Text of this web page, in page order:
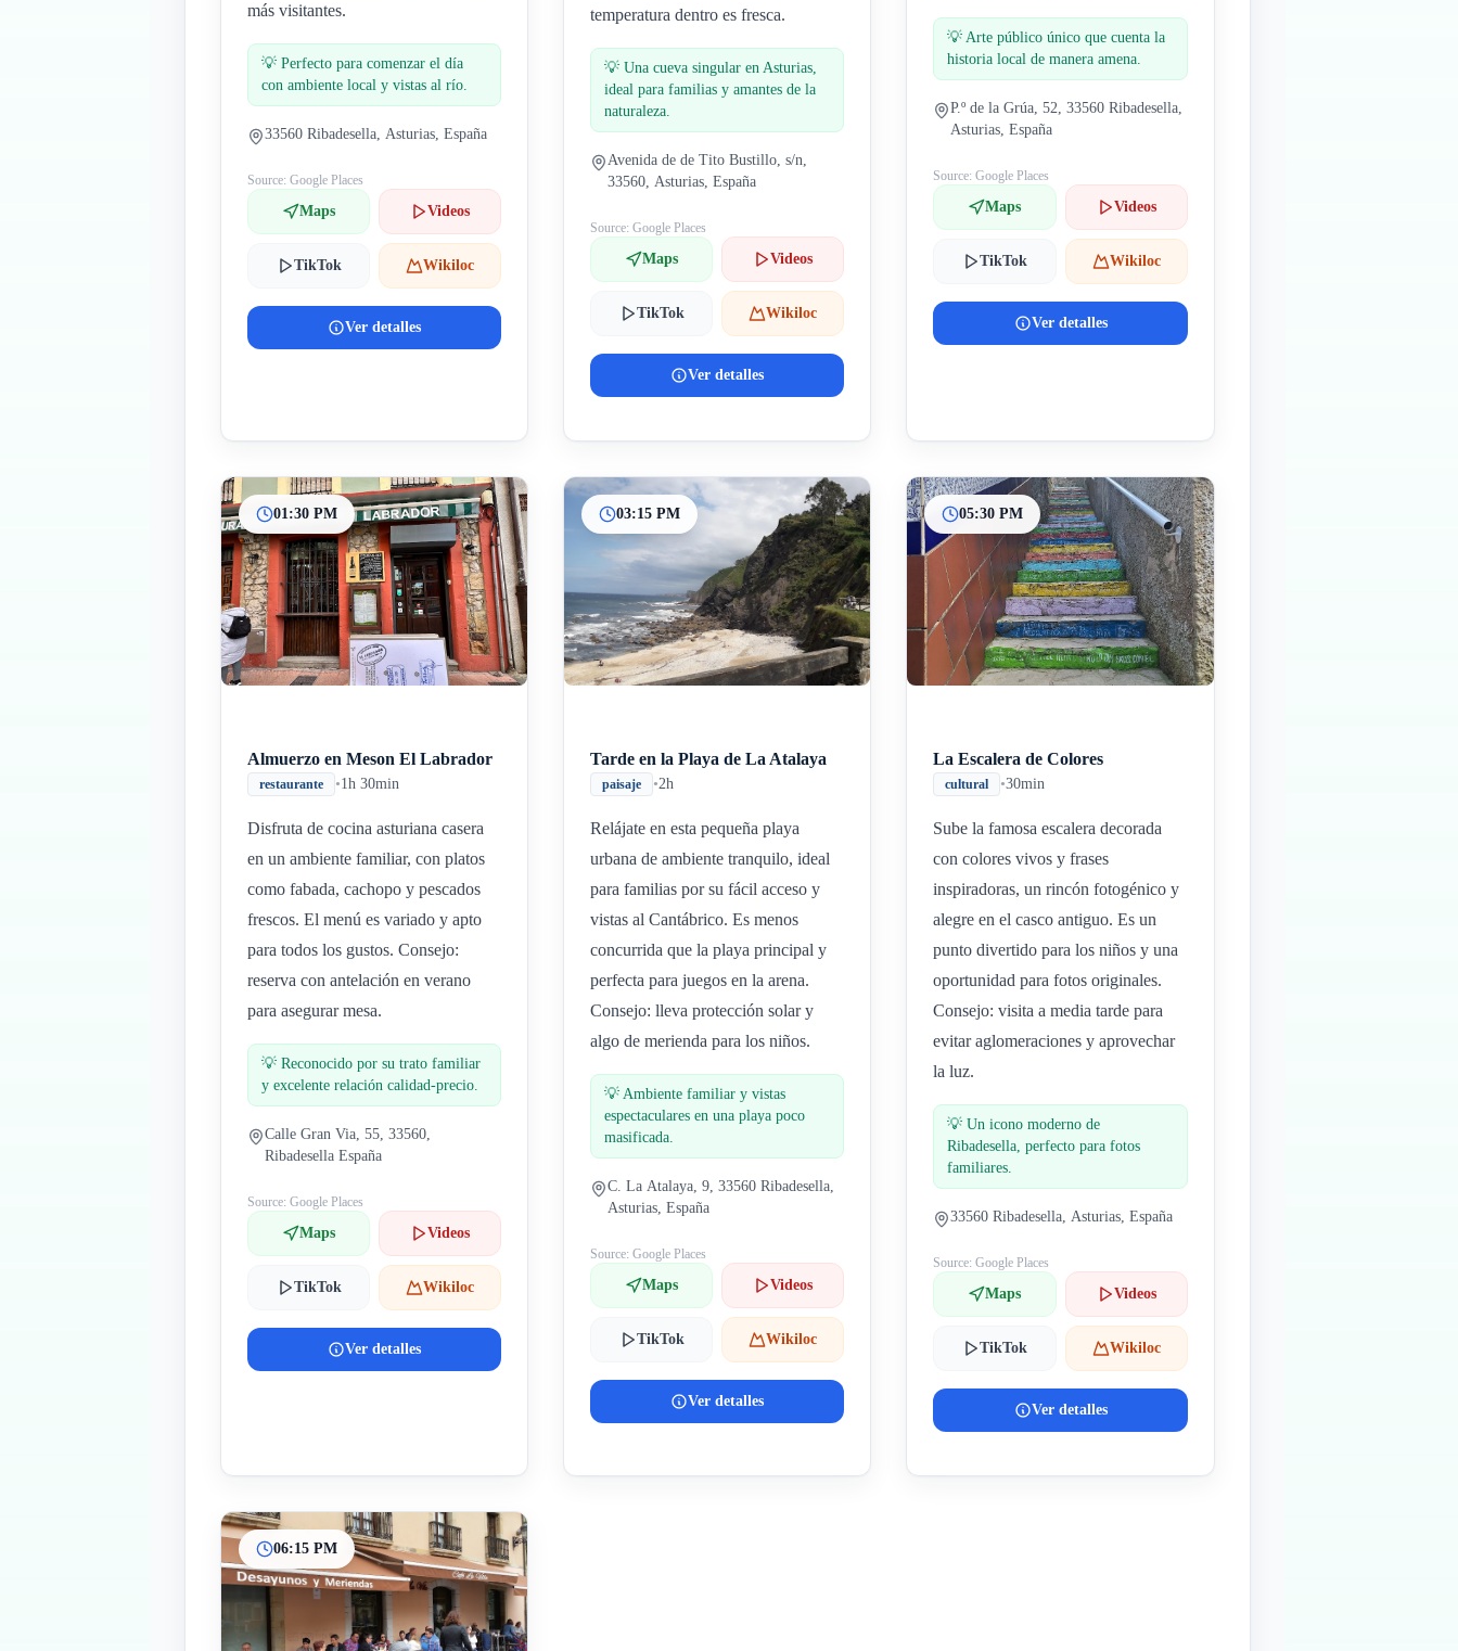
más visitantes.
💡 Perfecto para comenzar el día
con ambiente local y vistas al río.
33560 Ribadesella, Asturias, España
Source: Google Places
Maps Videos
TikTok Wikiloc
Ver detalles
temperatura dentro es fresca.
💡Una cueva singular en Asturias,
ideal para familias y amantes de la
naturaleza.
Avenida de de Tito Bustillo, s/n,
33560, Asturias, España
Source: Google Places
Maps Videos
TikTok Wikiloc
Ver detalles
💡Arte público único que cuenta la
historia local de manera amena.
P.º de la Grúa, 52, 33560 Ribadesella,
Asturias, España
Source: Google Places
Maps Videos
TikTok Wikiloc
Ver detalles
01:30 PM
Almuerzo en Meson El Labrador
restaurante •1h 30min
Disfruta de cocina asturiana casera
en un ambiente familiar, con platos
como fabada, cachopo y pescados
frescos. El menú es variado y apto
para todos los gustos. Consejo:
reserva con antelación en verano
para asegurar mesa.
💡 Reconocido por su trato familiar
y excelente relación calidad-precio.
Calle Gran Via, 55, 33560,
Ribadesella España
Source: Google Places
Maps Videos
TikTok Wikiloc
Ver detalles
03:15 PM
Tarde en la Playa de La Atalaya
paisaje •2h
Relájate en esta pequeña playa
urbana de ambiente tranquilo, ideal
para familias por su fácil acceso y
vistas al Cantábrico. Es menos
concurrida que la playa principal y
perfecta para juegos en la arena.
Consejo: lleva protección solar y
algo de merienda para los niños.
💡Ambiente familiar y vistas
espectaculares en una playa poco
masificada.
C. La Atalaya, 9, 33560 Ribadesella,
Asturias, España
Source: Google Places
Maps Videos
TikTok Wikiloc
Ver detalles
05:30 PM
La Escalera de Colores
cultural •30min
Sube la famosa escalera decorada
con colores vivos y frases
inspiradoras, un rincón fotogénico y
alegre en el casco antiguo. Es un
punto divertido para los niños y una
oportunidad para fotos originales.
Consejo: visita a media tarde para
evitar aglomeraciones y aprovechar
la luz.
💡Un icono moderno de
Ribadesella, perfecto para fotos
familiares.
33560 Ribadesella, Asturias, España
Source: Google Places
Maps Videos
TikTok Wikiloc
Ver detalles
06:15 PM